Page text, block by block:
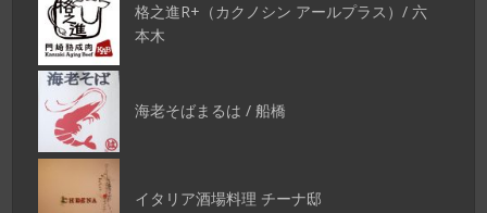
格之進R+（カクノシン アールプラス）/ 六
本木
海老そばまるは / 船橋
イタリア酒場料理 チーナ邸